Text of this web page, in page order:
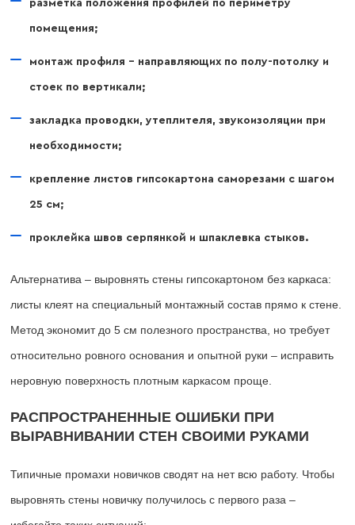
разметка положения профилей по периметру
помещения;
монтаж профиля – направляющих по полу-потолку и
стоек по вертикали;
закладка проводки, утеплителя, звукоизоляции при
необходимости;
крепление листов гипсокартона саморезами с шагом
25 см;
проклейка швов серпянкой и шпаклевка стыков.
Альтернатива – выровнять стены гипсокартоном без каркаса:
листы клеят на специальный монтажный состав прямо к стене.
Метод экономит до 5 см полезного пространства, но требует
относительно ровного основания и опытной руки – исправить
неровную поверхность плотным каркасом проще.
РАСПРОСТРАНЕННЫЕ ОШИБКИ ПРИ
ВЫРАВНИВАНИИ СТЕН СВОИМИ РУКАМИ
Типичные промахи новичков сводят на нет всю работу. Чтобы
выровнять стены новичку получилось с первого раза –